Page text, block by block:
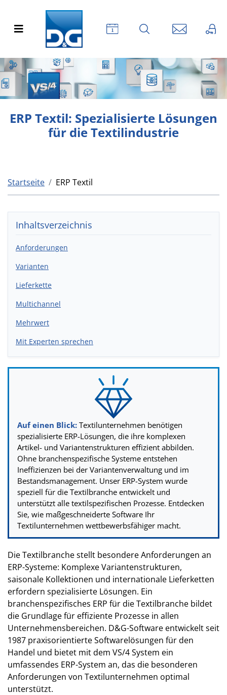
ERP Textil: Spezialisierte Lösungen
für die Textilindustrie
Startseite ERP Textil
Inhaltsverzeichnis
Anforderungen
Varianten
Lieferkette
Multichannel
Mehrwert
Mit Experten sprechen
Auf einen Blick: Textilunternehmen benötigen
spezialisierte ERP-Lösungen, die ihre komplexen
Artikel- und Variantenstrukturen effizient abbilden.
Ohne branchenspezifische Systeme entstehen
Ineffizienzen bei der Variantenverwaltung und im
Bestandsmanagement. Unser ERP-System wurde
speziell für die Textilbranche entwickelt und
unterstützt alle textilspezifischen Prozesse. Entdecken
Sie, wie maßgeschneiderte Software Ihr
Textilunternehmen wettbewerbsfähiger macht.
Die Textilbranche stellt besondere Anforderungen an
ERP-Systeme: Komplexe Variantenstrukturen,
saisonale Kollektionen und internationale Lieferketten
erfordern spezialisierte Lösungen. Ein
branchenspezifisches ERP für die Textilbranche bildet
die Grundlage für effiziente Prozesse in allen
Unternehmensbereichen. D&G-Software entwickelt seit
1987 praxisorientierte Softwarelösungen für den
Handel und bietet mit dem VS/4 System ein
umfassendes ERP-System an, das die besonderen
Anforderungen von Textilunternehmen optimal
unterstützt.